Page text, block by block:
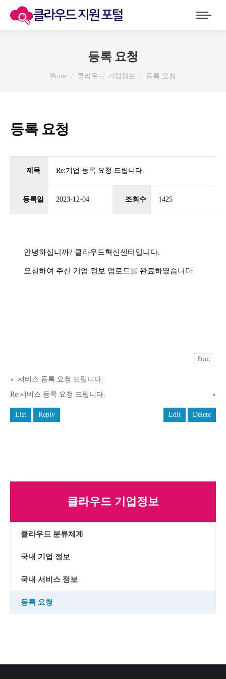
등록 요청
You are here:
Home 클라우드 기업정보 등록 요청
등록 요청
제목 Re:기업 등록 요청 드립니다.
등록일 2023-12-04 조회수 1425
안녕하십니까? 클라우드혁신센터입니다.
요청하여 주신 기업 정보 업로드를 완료하였습니다
Print
« 서비스 등록 요청 드립니다.
Re:서비스 등록 요청 드립니다.
»
List Reply Edit Delete
클라우드 기업정보
클라우드 분류체계
국내 기업 정보
국내 서비스 정보
등록 요청